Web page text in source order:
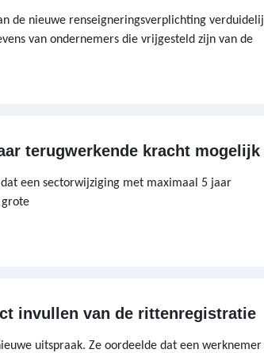
de nieuwe renseigneringsverplichting
van ondernemers die vrijgesteld zijn van de
terugwerkende kracht mogelijk
een sectorwijziging met maximaal 5 jaar
invullen van de rittenregistratie
uitspraak. Ze oordeelde dat een